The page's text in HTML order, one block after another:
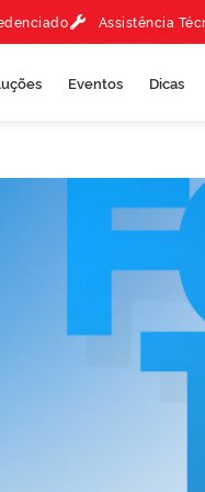
Assistência
Eventos Dicas